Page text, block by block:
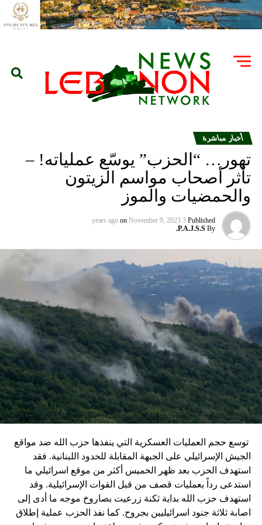
أخبار مباشرة
تهور… “الحزب” يوسّع عملياته! –
تأثر أصحاب مواسم الزيتون
والحمضيات والموز
Published
3 years ago
on November 9, 2023
By
P.A.J.S.S.
توسع حجم العمليات العسكرية التي ينفذها حزب الله ضد مواقع
الجيش الإسرائيلي على الجبهة المقابلة للحدود اللبنانية. فقد
استهدف الحزب بعد ظهر الخميس أكثر من موقع اسرائيلي ما
استدعى رداً بعمليات قصف من قبل القوات الإسرائيلية. وقد
استهدف حزب الله بداية ثكنة زرعيت بصاروخ موجه ما أدى إلى
اصابة ثلاثة جنود اسرائيليين بجروح. كما نفذ الحزب عملية إطلاق